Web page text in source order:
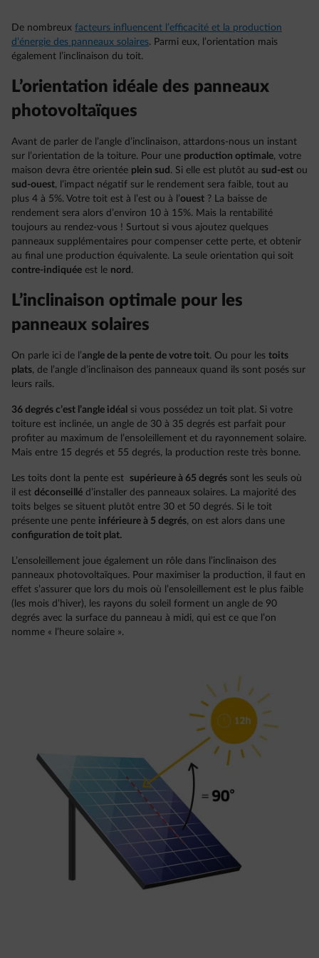
De nombreux facteurs influencent l’efficacité et la production
d’énergie des panneaux solaires. Parmi eux, l’orientation mais
également l’inclinaison du toit.
L’orientation idéale des panneaux
photovoltaïques
Avant de parler de l’angle d’inclinaison, attardons-nous un instant
sur l’orientation de la toiture. Pour une production optimale, votre
maison devra être orientée plein sud . Si elle est plutôt au sud-est ou
sud-ouest, l’impact négatif sur le rendement sera faible, tout au
plus 4 à 5%. Votre toit est à l’est ou à l’ouest ? La baisse de
rendement sera alors d’environ 10 à 15%. Mais la rentabilité
toujours au rendez-vous ! Surtout si vous ajoutez quelques
panneaux supplémentaires pour compenser cette perte, et obtenir
au final une production équivalente. La seule orientation qui soit
contre-indiquée est le nord .
L’inclinaison optimale pour les
panneaux solaires
On parle ici de l’angle de la pente de votre toit. Ou pour les toits
plats, de l’angle d’inclinaison des panneaux quand ils sont posés sur
leurs rails.
36 degrés c’est l’angle idéal
si vous possédez un toit plat. Si votre
toiture est inclinée, un angle de 30 à 35 degrés est parfait pour
profiter au maximum de l’ensoleillement et du rayonnement solaire.
Mais entre 15 degrés et 55 degrés, la production reste très bonne.
Les toits dont la pente est supérieure à 65 degrés sont les seuls où
il est déconseillé d’installer des panneaux solaires. La majorité des
toits belges se situent plutôt entre 30 et 50 degrés. Si le toit
présente une pente inférieure à 5 degrés, on est alors dans une
configuration de toit plat.
L’ensoleillement joue également un rôle dans l’inclinaison des
panneaux photovoltaïques. Pour maximiser la production, il faut en
effet s’assurer que lors du mois où l’ensoleillement est le plus faible
(les mois d’hiver), les rayons du soleil forment un angle de 90
degrés avec la surface du panneau à midi, qui est ce que l’on
nomme « l’heure solaire ».